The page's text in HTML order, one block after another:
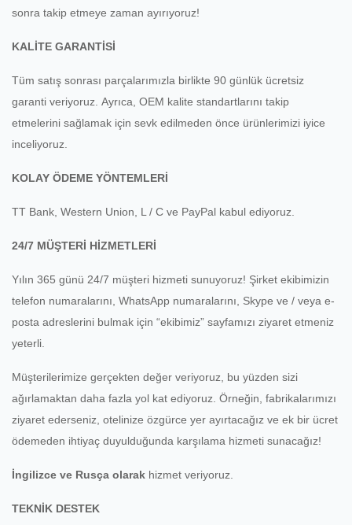
sonra takip etmeye zaman ayırıyoruz!
KALİTE GARANTİSİ
Tüm satış sonrası parçalarımızla birlikte 90 günlük ücretsiz
garanti veriyoruz. Ayrıca, OEM kalite standartlarını takip
etmelerini sağlamak için sevk edilmeden önce ürünlerimizi iyice
inceliyoruz.
KOLAY ÖDEME YÖNTEMLERİ
TT Bank, Western Union, L / C ve PayPal kabul ediyoruz.
24/7 MÜŞTERİ HİZMETLERİ
Yılın 365 günü 24/7 müşteri hizmeti sunuyoruz! Şirket ekibimizin
telefon numaralarını, WhatsApp numaralarını, Skype ve / veya e-
posta adreslerini bulmak için “ekibimiz” sayfamızı ziyaret etmeniz
yeterli.
Müşterilerimize gerçekten değer veriyoruz, bu yüzden sizi
ağırlamaktan daha fazla yol kat ediyoruz. Örneğin, fabrikalarımızı
ziyaret ederseniz, otelinize özgürce yer ayırtacağız ve ek bir ücret
ödemeden ihtiyaç duyulduğunda karşılama hizmeti sunacağız!
İngilizce ve Rusça olarak hizmet veriyoruz.
TEKNİK DESTEK